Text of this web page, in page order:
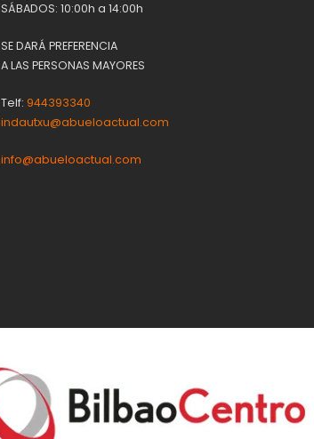
SÁBADOS: 10:00h a 14:00h
SE DARÁ PREFERENCIA
A LAS PERSONAS MAYORES
Telf:944393340
indautxu@abueloactual.com
info@abueloactual.com